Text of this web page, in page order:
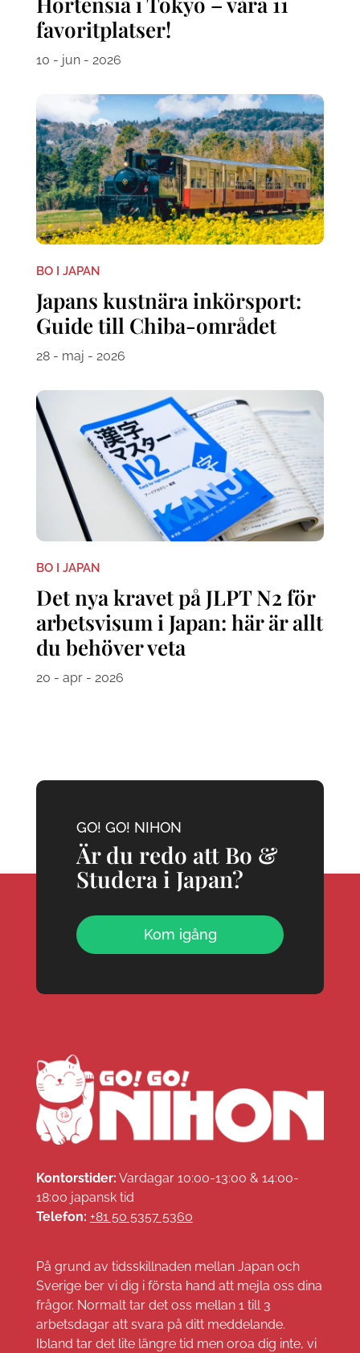
favoritplatser!
10 - jun - 2026
BO I JAPAN
Japans kustnära inkörsport:
Guide till Chiba-området
28 - maj - 2026
BO I JAPAN
Det nya kravet på JLPT N2 för
arbetsvisum i Japan: här är allt
du behöver veta
20 - apr - 2026
GO! GO! NIHON
Är du redo att Bo &
Studera i Japan?
Kom igång
Kontorstider: Vardagar 10:00-13:00 & 14:00-
18:00 japansk tid
Telefon: +81 50 5357 5360
På grund av tidsskillnaden mellan Japan och
Sverige ber vi dig i första hand att mejla oss dina
frågor. Normalt tar det oss mellan 1 till 3
arbetsdagar att svara på ditt meddelande.
Ibland tar det lite längre tid men oroa dig inte, vi